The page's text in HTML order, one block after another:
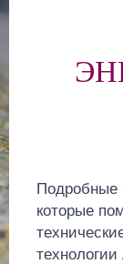
Подробные
которые